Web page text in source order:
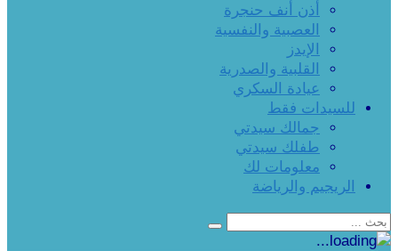
أذن أنف حنجرة
العصبية والنفسية
الإيدز
القلبية والصدرية
عيادة السكري
للسيدات فقط
جمالك سيدتي
طفلك سيدتي
معلومات لك
الريجيم والرياضة